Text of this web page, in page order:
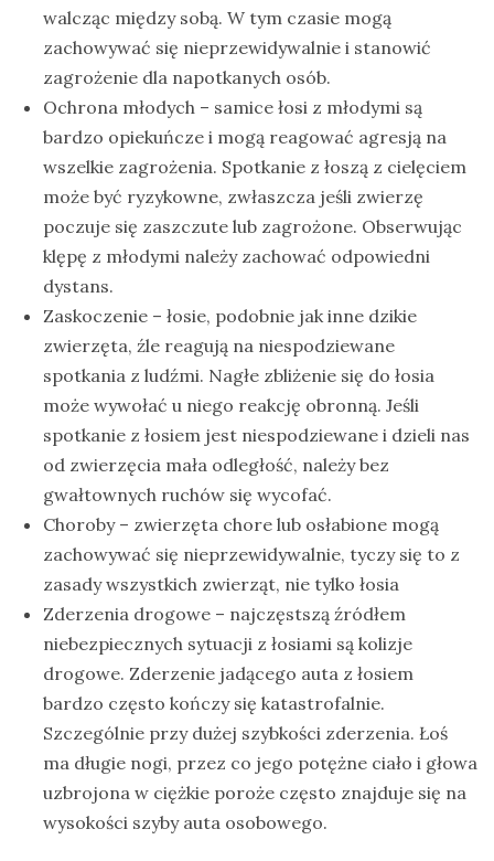
walcząc między sobą. W tym czasie mogą
zachowywać się nieprzewidywalnie i stanowić
zagrożenie dla napotkanych osób.
Ochrona młodych – samice łosi z młodymi są
bardzo opiekuńcze i mogą reagować agresją na
wszelkie zagrożenia. Spotkanie z łoszą z cielęciem
może być ryzykowne, zwłaszcza jeśli zwierzę
poczuje się zaszczute lub zagrożone. Obserwując
klępę z młodymi należy zachować odpowiedni
dystans.
Zaskoczenie – łosie, podobnie jak inne dzikie
zwierzęta, źle reagują na niespodziewane
spotkania z ludźmi. Nagłe zbliżenie się do łosia
może wywołać u niego reakcję obronną. Jeśli
spotkanie z łosiem jest niespodziewane i dzieli nas
od zwierzęcia mała odległość, należy bez
gwałtownych ruchów się wycofać.
Choroby – zwierzęta chore lub osłabione mogą
zachowywać się nieprzewidywalnie, tyczy się to z
zasady wszystkich zwierząt, nie tylko łosia
Zderzenia drogowe – najczęstszą źródłem
niebezpiecznych sytuacji z łosiami są kolizje
drogowe. Zderzenie jadącego auta z łosiem
bardzo często kończy się katastrofalnie.
Szczególnie przy dużej szybkości zderzenia. Łoś
ma długie nogi, przez co jego potężne ciało i głowa
uzbrojona w ciężkie poroże często znajduje się na
wysokości szyby auta osobowego.